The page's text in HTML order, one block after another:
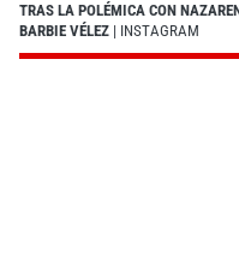
TRAS LA POLÉMICA CON
BARBIE VÉLEZ | INSTAGRAM